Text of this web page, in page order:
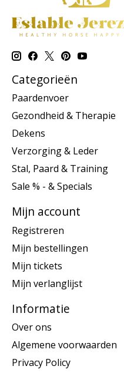
Categorieën
Paardenvoer
Gezondheid & Therapie
Dekens
Verzorging & Leder
Stal, Paard & Training
Sale % - & Specials
Mijn account
Registreren
Mijn bestellingen
Mijn tickets
Mijn verlanglijst
Informatie
Over ons
Algemene voorwaarden
Privacy Policy